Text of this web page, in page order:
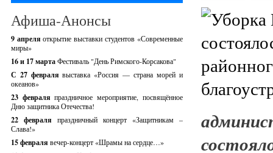
Афиша-Анонсы
9 апреляоткрытие выставки студентов «Современные
миры»
16 и 17 мартаФестиваль "День Римского-Корсакова"
С 27 февралявыставка «Россия — страна морей и
океанов»
23 февраляпраздничное мероприятие, посвящённое
Дню защитника Отечества!
22 февраля праздничный концерт «Защитникам –
Слава!»
15 февраля вечер-концерт «Шрамы на сердце…»